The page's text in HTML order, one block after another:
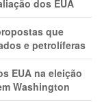
dos EUA
que
e petrolíferas
EUA na eleição
Washington